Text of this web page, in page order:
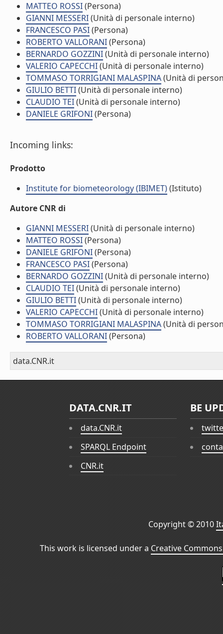
MATTEO ROSSI(Persona)
GIANNI MESSERI(Unità di personale interno)
FRANCESCO PASI(Persona)
ROBERTO VALLORANI(Persona)
BERNARDO GOZZINI(Unità di personale interno)
VALERIO CAPECCHI(Unità di personale interno)
TOMMASO TORRIGIANI MALASPINA(Unità di
GIULIO BETTI(Unità di personale interno)
CLAUDIO TEI(Unità di personale interno)
DANIELE GRIFONI(Persona)
Incoming links:
Prodotto
Institute for biometeorology (IBIMET)(Istituto)
Autore CNR di
GIANNI MESSERI(Unità di personale interno)
MATTEO ROSSI(Persona)
DANIELE GRIFONI(Persona)
FRANCESCO PASI(Persona)
BERNARDO GOZZINI(Unità di personale interno)
CLAUDIO TEI(Unità di personale interno)
GIULIO BETTI(Unità di personale interno)
VALERIO CAPECCHI(Unità di personale interno)
TOMMASO TORRIGIANI MALASPINA(Unità di
ROBERTO VALLORANI(Persona)
data.CNR.it
DATA.CNR.IT
data.CNR.it
SPARQL Endpoint
CNR.it
BE
Copyright © 2010
This work is licensed under a Creative